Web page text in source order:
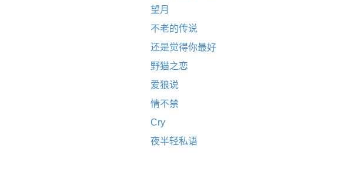
望月
不老的传说
还是觉得你最好
野猫之恋
爱狼说
情不禁
Cry
夜半轻私语